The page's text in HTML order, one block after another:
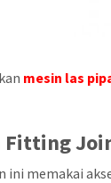
mesin las
Fitting
ini memakai